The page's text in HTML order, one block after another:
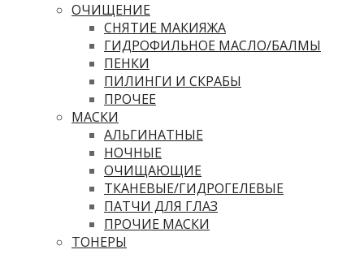
ОЧИЩЕНИЕ
СНЯТИЕ МАКИЯЖА
ГИДРОФИЛЬНОЕ МАСЛО/БАЛМЫ
ПЕНКИ
ПИЛИНГИ И СКРАБЫ
ПРОЧЕЕ
МАСКИ
АЛЬГИНАТНЫЕ
НОЧНЫЕ
ОЧИЩАЮЩИЕ
ТКАНЕВЫЕ/ГИДРОГЕЛЕВЫЕ
ПАТЧИ ДЛЯ ГЛАЗ
ПРОЧИЕ МАСКИ
ТОНЕРЫ